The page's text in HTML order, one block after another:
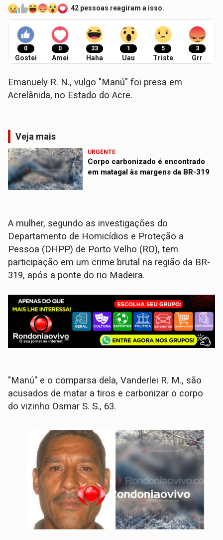
42 pessoas reagiram a isso.
0
Gostei
0
Amei
33
Haha
1
Uau
5
Triste
3
Grr
Emanuely R. N., vulgo "Manú" foi presa em
Acrelânida, no Estado do Acre.
Veja mais
URGENTE
Corpo carbonizado é encontrado
em matagal às margens da BR-319
A mulher, segundo as investigações do
Departamento de Homicídios e Proteção a
Pessoa (DHPP) de Porto Velho (RO), tem
participação em um crime brutal na região da BR-
319, após a ponte do rio Madeira.
"Manú" e o comparsa dela, Vanderlei R. M., são
acusados de matar a tiros e carbonizar o corpo
do vizinho Osmar S. S., 63.